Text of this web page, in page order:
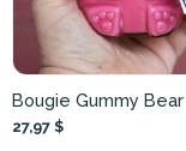
Bougie Gummy Bear
27,97 $